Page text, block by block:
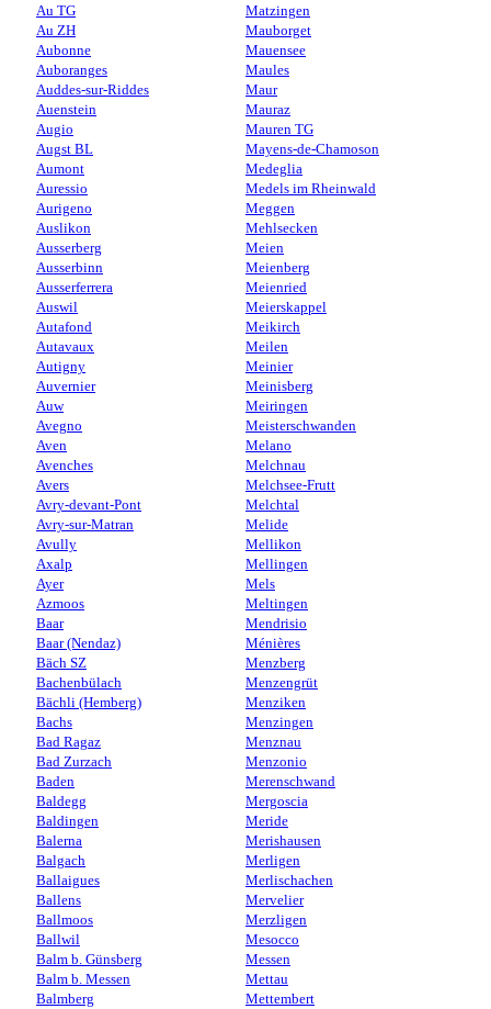
Au TG
Au ZH
Aubonne
Auboranges
Auddes-sur-Riddes
Auenstein
Augio
Augst BL
Aumont
Auressio
Aurigeno
Auslikon
Ausserberg
Ausserbinn
Ausserferrera
Auswil
Autafond
Autavaux
Autigny
Auvernier
Auw
Avegno
Aven
Avenches
Avers
Avry-devant-Pont
Avry-sur-Matran
Avully
Axalp
Ayer
Azmoos
Baar
Baar (Nendaz)
Bäch SZ
Bachenbülach
Bächli (Hemberg)
Bachs
Bad Ragaz
Bad Zurzach
Baden
Baldegg
Baldingen
Balerna
Balgach
Ballaigues
Ballens
Ballmoos
Ballwil
Balm b. Günsberg
Balm b. Messen
Balmberg
Matzingen
Mauborget
Mauensee
Maules
Maur
Mauraz
Mauren TG
Mayens-de-Chamoson
Medeglia
Medels im Rheinwald
Meggen
Mehlsecken
Meien
Meienberg
Meienried
Meierskappel
Meikirch
Meilen
Meinier
Meinisberg
Meiringen
Meisterschwanden
Melano
Melchnau
Melchsee-Frutt
Melchtal
Melide
Mellikon
Mellingen
Mels
Meltingen
Mendrisio
Ménières
Menzberg
Menzengrüt
Menziken
Menzingen
Menznau
Menzonio
Merenschwand
Mergoscia
Meride
Merishausen
Merligen
Merlischachen
Mervelier
Merzligen
Mesocco
Messen
Mettau
Mettembert